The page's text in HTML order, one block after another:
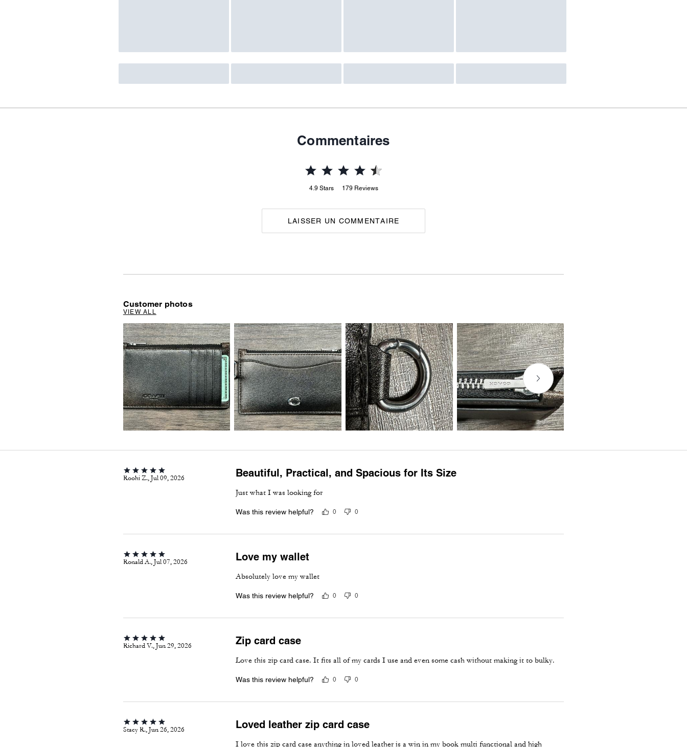
Commentaires
4.9 Stars 179 Reviews
LAISSER UN COMMENTAIRE
Customer photos
VIEW ALL
Roohi Z., Jul 09, 2026 Beautiful, Practical, and Spacious for Its Size
Just what I was looking for
Was this review helpful? 0 0
Ronald A., Jul 07, 2026 Love my wallet
Absolutely love my wallet
Was this review helpful? 0 0
Richard V., Jun 29, 2026 Zip card case
Love this zip card case. It fits all of my cards I use and even some cash without making it to bulky.
Was this review helpful? 0 0
Stacy R., Jun 26, 2026 Loved leather zip card case
I love this zip card case anything in loved leather is a win in my book multi functional and high